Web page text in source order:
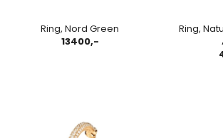
Ring, Nord Green
13400,-
Ring,